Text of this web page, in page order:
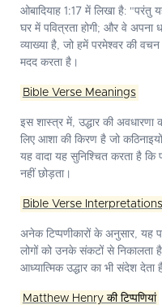
ओबादियाह 1:17 में लिखा है: "परंतु
घर में पवित्रता होगी; और वे अपना
व्याख्या है, जो हमें परमेश्वर की
मदद करता है।
Bible Verse Meanings
इस शास्त्र में, उद्धार की
लिए आशा की किरण है जो
यह वादा यह सुनिश्चित करता है
नहीं छोड़ता।
Bible Verse Interpretations
अनेक टिप्पणीकारों के अनुसार,
लोगों को उनके संकटों से निकालता
आध्यात्मिक उद्धार का भी संदेश देता
Matthew Henry की टिप्पणियां